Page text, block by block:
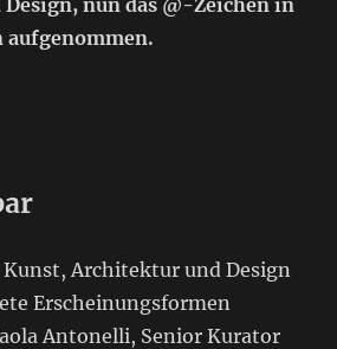
nun das @-Zeichen in
Kunst, Architektur und Design
Erscheinungsformen
Antonelli, Senior Kurator